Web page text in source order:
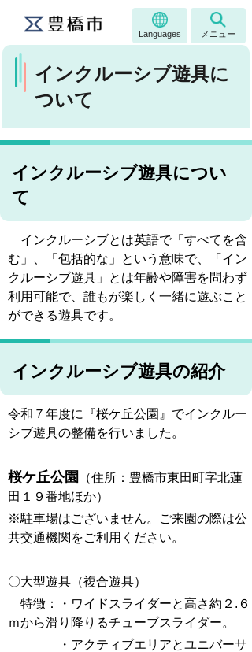
Languages メニュー
インクルーシブ遊具に
ついて
インクルーシブ遊具につい
て
インクルーシブとは英語で「すべてを含
む」、「包括的な」という意味で、「イン
クルーシブ遊具」とは年齢や障害を問わず
利用可能で、誰もが楽しく一緒に遊ぶこと
ができる遊具です。
インクルーシブ遊具の紹介
令和７年度に『桜ケ丘公園』でインクルー
シブ遊具の整備を行いました。
桜ケ丘公園
（住所：豊橋市東田町字北蓮
田１９番地ほか）
※駐車場はございません。ご来園の際は公
共交通機関をご利用ください。
〇大型遊具（複合遊具）
特徴：・ワイドスライダーと高さ約２.６
ｍから滑り降りるチューブスライダー。
・アクティブエリアとユニバーサ